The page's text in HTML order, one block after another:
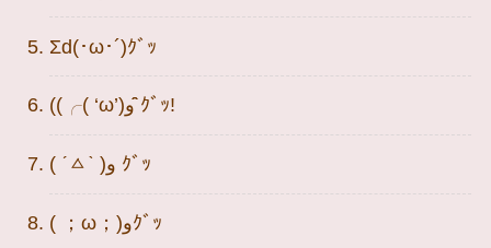
Σd(･ω･´)ｸﾞｯ
((╭( ‘ω’)و ̑̑ｸﾞｯ!
( ˊㅿˋ )و ｸﾞｯ
( ；ω；)وｸﾞｯ